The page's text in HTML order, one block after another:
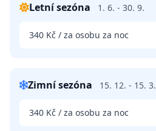
Letní sezóna 1. 6. - 30. 9.
340 Kč / za osobu za noc
Zimní sezóna 15. 12. - 15. 3.
340 Kč / za osobu za noc